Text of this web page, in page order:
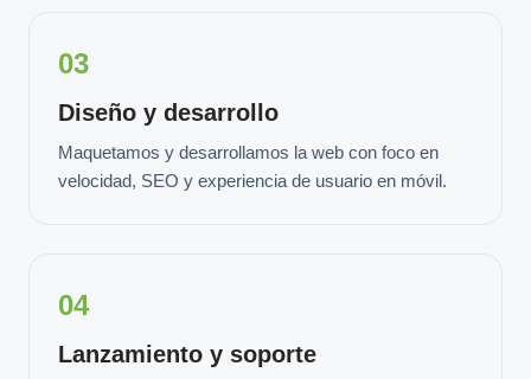
03
Diseño y desarrollo
Maquetamos y desarrollamos la web con foco en
velocidad, SEO y experiencia de usuario en móvil.
04
Lanzamiento y soporte